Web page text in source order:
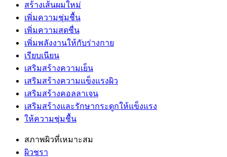
สร้างเส้นผมใหม่
เพิ่มความชุ่มชื้น
เพิ่มความสดชื่น
เพิ่มพลังงานให้กับร่างกาย
เรียบเนียน
เสริมสร้างความเย็น
เสริมสร้างความแข็งแรงผิว
เสริมสร้างคอลลาเจน
เสริมสร้างและรักษากระดูกให้แข็งแรง
ให้ความชุ่มชื้น
สภาพผิวที่เหมาะสม
ผิวชรา